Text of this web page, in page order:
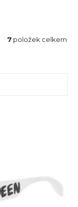
7 položek celkem